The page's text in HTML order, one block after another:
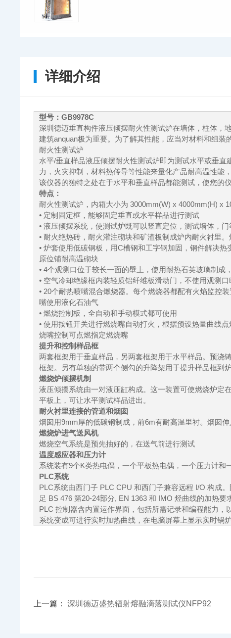
详细介绍
型号：GB9978C
深圳德迈垂直构件液压倾摆耐火性测试炉在墙体，柱体，
建筑anquan极为重要。为了解其性能，应当对材料和组
耐火性测试炉
水平/垂直样品液压倾摆耐火性测试炉即为测试水平或垂
力，火灾抑制，材料热传导等性能来量化产品耐高温性能
该仪器的独特之处在于水平和垂直样品都能测试，使您的
特点：
耐火性测试炉，内箱大小为 3000mm(W) x 4000mm(H) x
• 定制固定框，能够固定垂直或水平样品进行测试
• 液压倾摆系统，使测试炉既可以竖直定位，测试墙体，
• 耐火绝热砖，耐火灌注砌块和矿渣板制成炉内耐火衬里
• 炉套使用低碳钢板，用C槽钢和工字钢加固，钢件解决
原位铺耐高温砌块
• 4个观测口位于较长一面的壁上，使用耐热石英玻璃制
• 空气冷却绝缘框内装轻质铝纤维板滑动门，不使用观测
• 20个耐热喷嘴混合燃烧器。每个燃烧器都配有火焰监控
嘴使用液化石油气
• 燃烧控制板，全自动和手动模式都可使用
• 使用按钮开关进行燃烧嘴自动打火，根据预设热量曲线
烧嘴控制可点燃指定燃烧嘴
提升和控制样品框
两套框架用于垂直样品，另两套框架用于水平样品。预浇
框架。另有单独的带两个侧勾的升降架用于提升样品框到
燃烧炉倾摆机制
液压倾摆系统由一对液压缸构成。这一装置可使燃烧炉定
平板上，可让水平测试样品进出。
耐火衬里连接的管道和烟囱
烟囱用9mm厚的低碳钢制成，前6m有耐高温里衬。烟囱
燃烧炉进气送风机
燃烧空气系统是预先抽好的，在送气前进行测试
温度感应器和压力计
系统装有9个K类热电偶，一个平板热电偶，一个压力计和
PLC系统
PLC系统由西门子 PLC CPU 和西门子兼容远程 I/O 构成
足 BS 476 第20-24部分, EN 1363 和 IMO 烃曲线的加热
PLC 控制器含内置运作界面，包括所需记录和编程能力，
系统变成可进行实时加热曲线，在电脑屏幕上显示实时锅炉
上一篇： 深圳德迈盛热辐射熔融滴落测试仪NFP92